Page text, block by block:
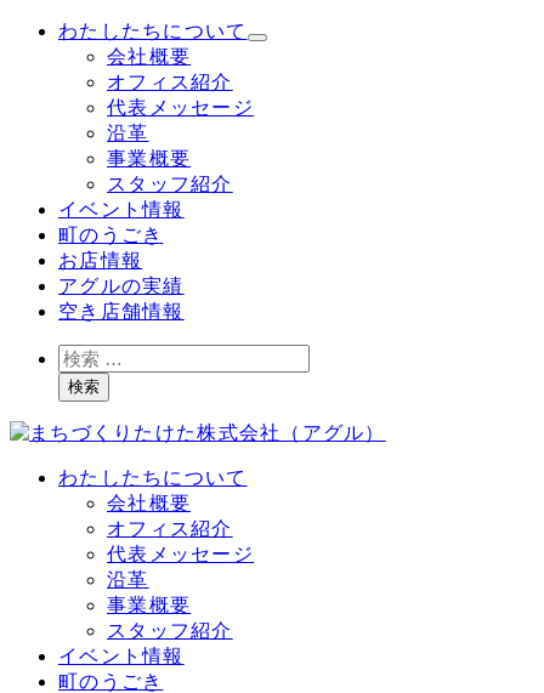
わたしたちについて
会社概要
オフィス紹介
代表メッセージ
沿革
事業概要
スタッフ紹介
イベント情報
町のうごき
お店情報
アグルの実績
空き店舗情報
検
索検索
わたしたちについて
会社概要
オフィス紹介
代表メッセージ
沿革
事業概要
スタッフ紹介
イベント情報
町のうごき